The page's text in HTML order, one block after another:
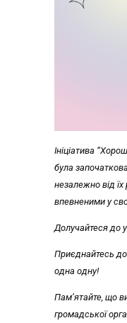
Ініціатива
була
незалежно від
впевненими у
Долучайтеся до
Приєднайтесь до
одна одну!
Пам’ятайте, що
громадської